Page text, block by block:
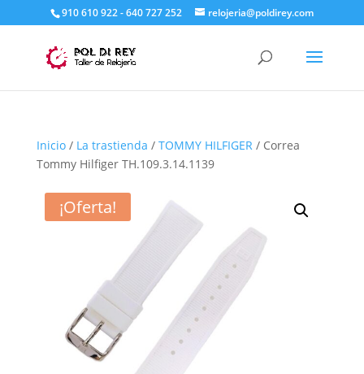
910 610 922 - 640 727 252 relojeria@poldirey.com
Inicio/ La trastienda / TOMMY HILFIGER/ Correa
Tommy Hilfiger TH.109.3.14.1139
¡Oferta!